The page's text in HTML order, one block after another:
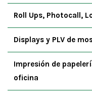
Roll Ups, Photocall,
Displays y PLV de
Impresión de
oficina